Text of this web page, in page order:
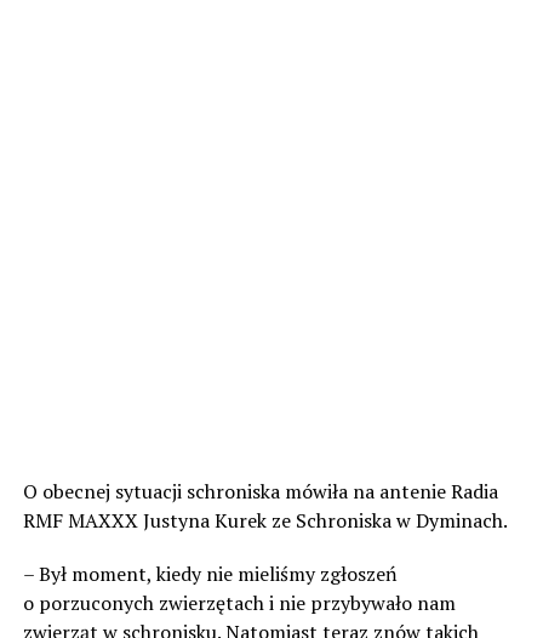
O obecnej sytuacji schroniska mówiła na antenie Radia
RMF MAXXX Justyna Kurek ze Schroniska w Dyminach.
– Był moment, kiedy nie mieliśmy zgłoszeń
o porzuconych zwierzętach i nie przybywało nam
zwierząt w schronisku. Natomiast teraz znów takich